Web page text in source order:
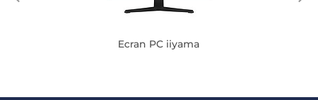
Ecran PC iiyama